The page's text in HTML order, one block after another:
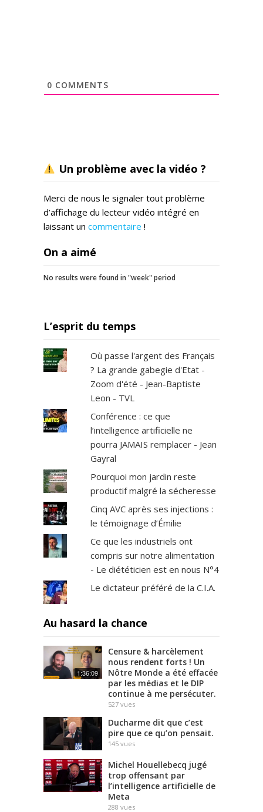
d
,
n
r
p
1
R
t
a
n
c
e
P
a
s
e
0 COMMENTS
Un problème avec la vidéo ?
Merci de nous le signaler tout problème
d’affichage du lecteur vidéo intégré en
laissant un commentaire !
On a aimé
No results were found in "week" period
L’esprit du temps
Où passe l'argent des Français
? La grande gabegie d'Etat -
Zoom d'été - Jean-Baptiste
Leon - TVL
Conférence : ce que
l’intelligence artificielle ne
pourra JAMAIS remplacer - Jean
Gayral
Pourquoi mon jardin reste
productif malgré la sécheresse
Cinq AVC après ses injections :
le témoignage d’Émilie
Ce que les industriels ont
compris sur notre alimentation
- Le diététicien est en nous N°4
Le dictateur préféré de la C.I.A.
Au hasard la chance
1:36:09
Censure & harcèlement
nous rendent forts ! Un
Nôtre Monde a été effacée
par les médias et le DIP
continue à me persécuter.
527 vues
Ducharme dit que c’est
pire que ce qu’on pensait.
145 vues
Michel Houellebecq jugé
trop offensant par
l’intelligence artificielle de
Meta
288 vues